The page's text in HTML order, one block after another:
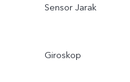
Sensor Jarak
Giroskop